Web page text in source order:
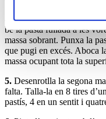
.Unta el motlle amb
bé la pasta fullada a les
massa sobrant. Punxa la
que pugi en excés. Aboca
massa ocupant tota la
5. Desenrotlla la segona
falta. Talla-la en 8 tires
pastís, 4 en un sentit i